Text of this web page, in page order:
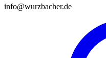
info@wurzbacher.de